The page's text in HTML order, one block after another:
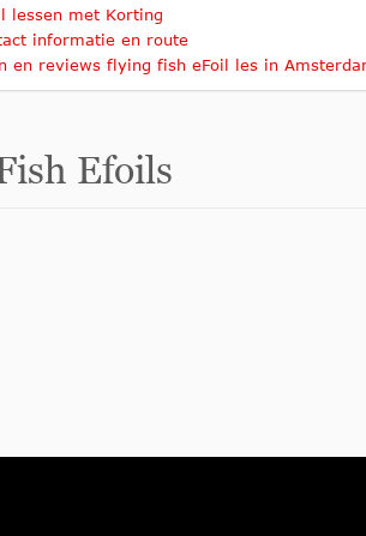
lessen met Korting
informatie en route
en reviews flying fish eFoil les in
Efoils